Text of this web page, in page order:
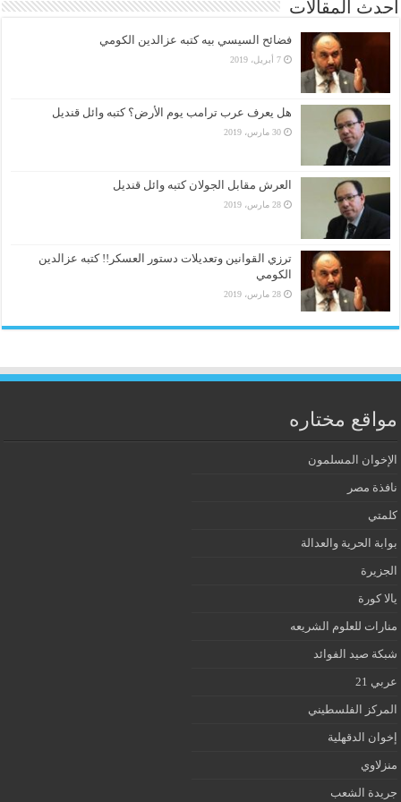
أحدث المقالات
فضائح السيسي بيه كتبه عزالدين الكومي
7 أبريل، 2019
هل يعرف عرب ترامب يوم الأرض؟ كتبه وائل قنديل
30 مارس، 2019
العرش مقابل الجولان كتبه وائل قنديل
28 مارس، 2019
ترزي القوانين وتعديلات دستور العسكر!! كتبه عزالدين
الكومي
28 مارس، 2019
مواقع مختاره
الإخوان المسلمون
نافذة مصر
كلمتي
بوابة الحرية والعدالة
الجزيرة
يالا كورة
منارات للعلوم الشريعه
شبكة صيد الفوائد
عربي 21
المركز الفلسطيني
إخوان الدقهلية
منزلاوي
جريدة الشعب